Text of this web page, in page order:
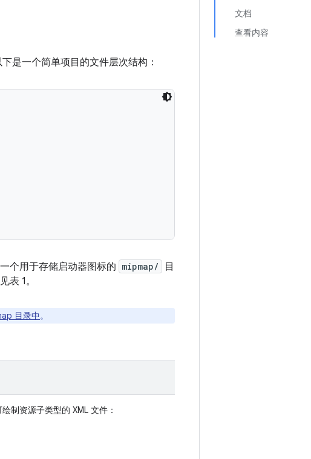
文档
查看内容
是一个简单项目的文件层次结构：
个用于存储启动器图标的 mipmap/
目
表 1。
目录中。
制资源子类型的 XML 文件：